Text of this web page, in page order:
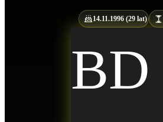
14.11.1996 (29 lat)
BD